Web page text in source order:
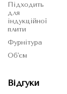
Підходить
для
індукційної
плити
Фурнітура
Об'єм
Відгуки